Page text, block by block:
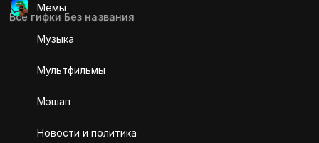
Мемы
Музыка
Мультфильмы
Мэшап
Новости и политика
Все гифки Без названия